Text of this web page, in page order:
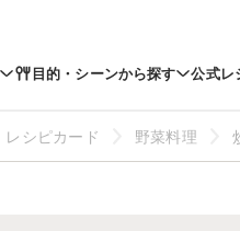
目的・シーンから探す 公式レ
レシピカード 野菜料理